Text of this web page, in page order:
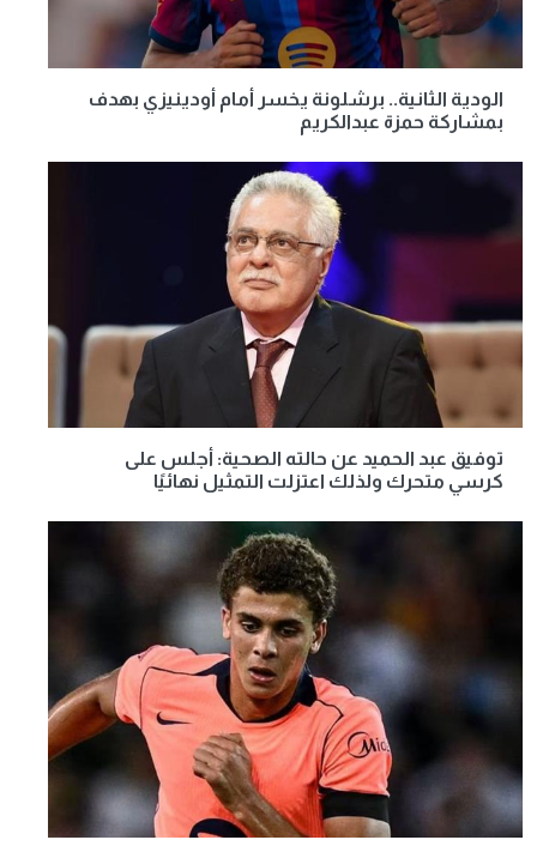
الودية الثانية.. برشلونة يخسر أمام أودينيزي بهدف
بمشاركة حمزة عبدالكريم
توفيق عبد الحميد عن حالته الصحية: أجلس على
كرسي متحرك ولذلك اعتزلت التمثيل نهائيًا